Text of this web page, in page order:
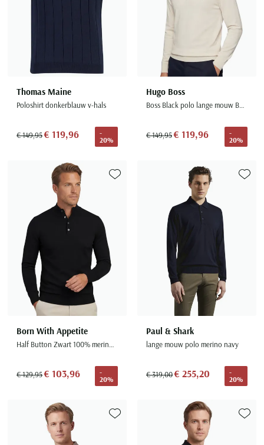
Thomas Maine
Poloshirt donkerblauw v-hals
€ 149,95€ 119,96
-
20%
Hugo Boss
Boss Black polo lange mouw Bono-L creme
€ 149,95€ 119,96
-
20%
Born With Appetite
Half Button Zwart 100% merinowol
€ 129,95€ 103,96
-
20%
Toevoegen aan favorieten
Paul & Shark
lange mouw polo merino navy
€ 319,00€ 255,20
-
20%
Toevoegen aan favorieten